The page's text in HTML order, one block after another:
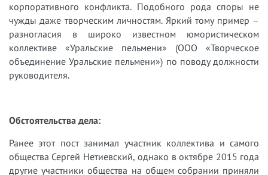
корпоративного конфликта. Подобного рода споры не
чужды даже творческим личностям. Яркий тому пример –
разногласия в широко известном юмористическом
коллективе «Уральские пельмени» (ООО «Творческое
объединение Уральские пельмени») по поводу должности
руководителя.
Обстоятельства дела:
Ранее этот пост занимал участник коллектива и самого
общества Сергей Нетиевский, однако в октябре 2015 года
другие участники общества на общем собрании приняли